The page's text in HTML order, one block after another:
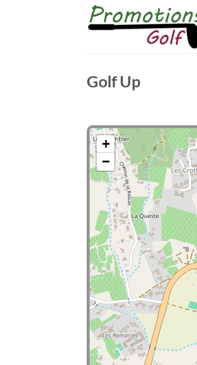
Golf Up
+
−